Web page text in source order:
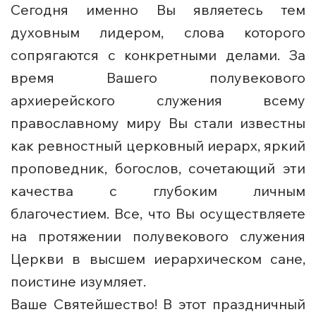
Сегодня именно Вы являетесь тем
духовным лидером, слова которого
сопрягаются с конкретными делами. За
время Вашего полувекового
архиерейского служения всему
православному миру Вы стали известны
как ревностный церковный иерарх, яркий
проповедник, богослов, сочетающий эти
качества с глубоким личным
благочестием. Все, что Вы осуществляете
на протяжении полувекового служения
Церкви в высшем иерархическом сане,
поистине изумляет.
Ваше Святейшество! В этот праздничный